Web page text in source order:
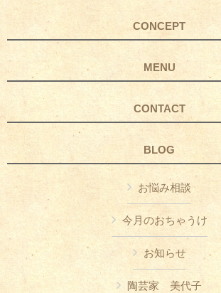
CONCEPT
MENU
CONTACT
BLOG
お悩み相談
今月のおちゃうけ
お知らせ
陶芸家 美代子